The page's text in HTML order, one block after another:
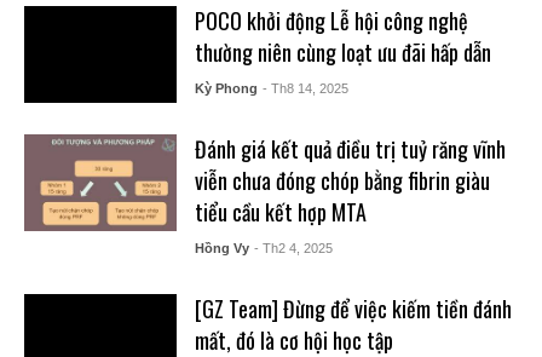
POCO khởi động Lễ hội công nghệ
thường niên cùng loạt ưu đãi hấp dẫn
Kỳ Phong - Th8 14, 2025
Đánh giá kết quả điều trị tuỷ răng vĩnh
viễn chưa đóng chóp bằng fibrin giàu
tiểu cầu kết hợp MTA
Hồng Vy - Th2 4, 2025
[GZ Team] Đừng để việc kiếm tiền đánh
mất, đó là cơ hội học tập